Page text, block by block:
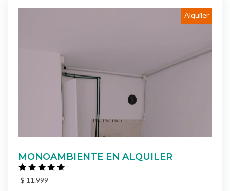
Alquiler
MONOAMBIENTE EN ALQUILER
$ 11.999